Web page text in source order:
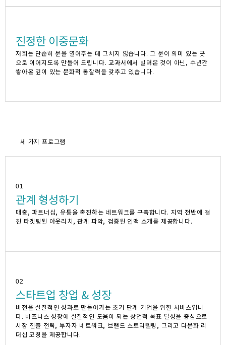
진정한 이중문화
저희는 단순히 문을 열어주는 데 그치지 않습니다. 그 문이 의미 있는 곳
으로 이어지도록 만들어 드립니다. 교과서에서 빌려온 것이 아닌, 수년간
쌓아온 깊이 있는 문화적 통찰력을 갖추고 있습니다.
세 가지 프로그램
01
관계 형성하기
매출, 파트너십, 유통을 촉진하는 네트워크를 구축합니다. 지역 전반에 걸
친 타겟팅된 아웃리치, 관계 파악, 검증된 인맥 소개를 제공합니다.
02
스타트업 창업 & 성장
비전을 실질적인 성과로 만들어가는 초기 단계 기업을 위한 서비스입니
다. 비즈니스 성장에 실질적인 도움이 되는 상업적 목표 달성을 중심으로
시장 진출 전략, 투자자 네트워크, 브랜드 스토리텔링, 그리고 다문화 리
더십 코칭을 제공합니다.